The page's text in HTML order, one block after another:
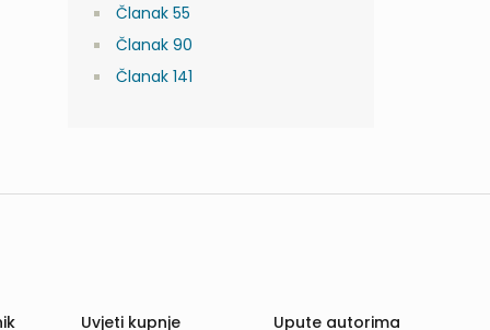
Članak 55
Članak 90
Članak 141
Uvjeti kupnje Upute autorima